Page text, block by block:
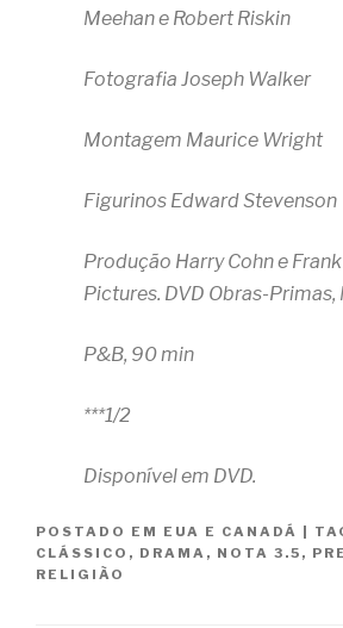
Meehan e Robert Riskin
Fotografia Joseph Walker
Montagem Maurice Wright
Figurinos Edward Stevenson
Produção Harry Cohn e
Pictures. DVD Obras-Primas,
P&B, 90 min
***1/2
Disponível em DVD.
POSTADO EM EUA E CANADÁ
CLÁSSICO , DRAMA , NOTA 3.5 ,
RELIGIÃO